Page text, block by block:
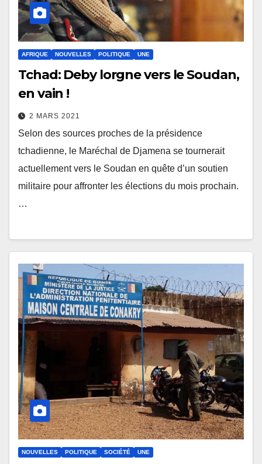
AFRIQUE NOUVELLES POLITIQUE UNE
Tchad: Deby lorgne vers le Soudan,
en vain !
2 MARS 2021
Selon des sources proches de la présidence
tchadienne, le Maréchal de Djamena se tournerait
actuellement vers le Soudan en quête d’un soutien
militaire pour affronter les élections du mois prochain.
…
NOUVELLES POLITIQUE SOCIÉTÉ UNE